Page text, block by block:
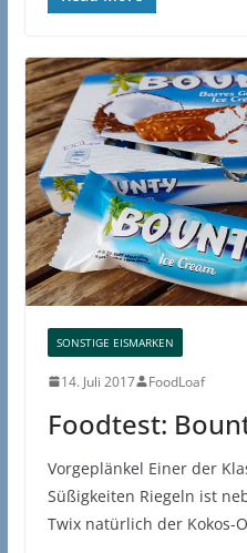
SONSTIGE EISMARKEN
14. Juli 2017 FoodLoaf
Foodtest:
Vorgeplänkel Einer der
Süßigkeiten Riegeln ist
Twix natürlich der Kokos-